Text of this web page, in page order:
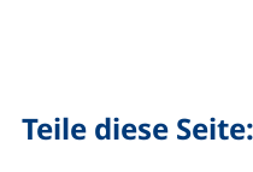
Teile diese Seite: